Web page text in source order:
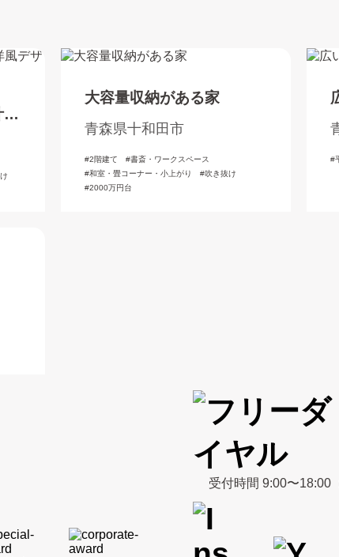
大容量収納がある家
青森県十和田市
2階建て
書斎・ワークスペース
和室・畳コーナー・小上がり
吹き抜け
2000万円台
受付時間 9:00〜18:00